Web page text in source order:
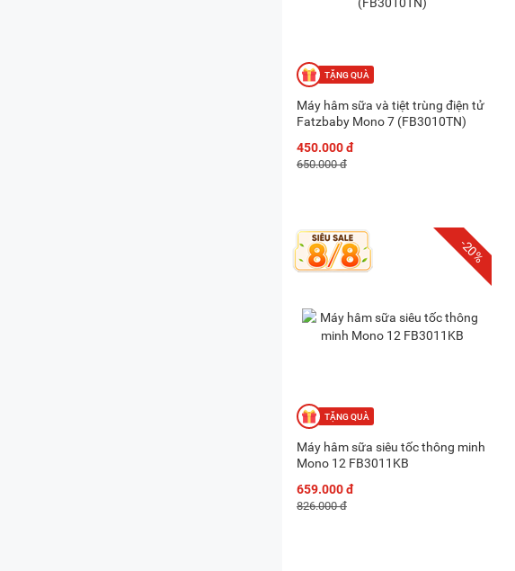
Máy hâm sữa và tiệt trùng điện tử
Fatzbaby Mono 7 (FB3010TN)
450.000 đ
650.000 đ
-20%
Máy hâm sữa siêu tốc thông minh
Mono 12 FB3011KB
659.000 đ
826.000 đ